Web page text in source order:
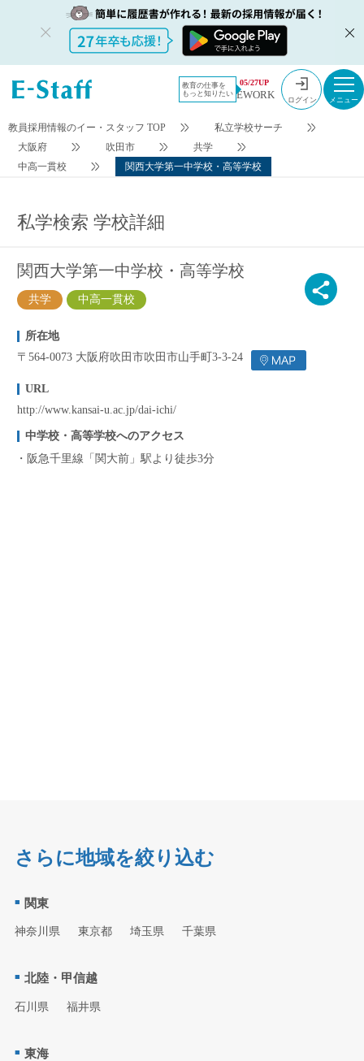
教育の仕事を
もっと知りたい
05/27UP
EWORK ログイン
今すぐ登録 検索条件変更
教員採用情報のイー・スタッフ TOP
私立学校サーチ
大阪府
吹田市
共学
中高一貫校
関西大学第一中学校・高等学校
私学検索 学校詳細
関西大学第一中学校・高等学校
共学 中高一貫校
所在地
〒564-0073 大阪府吹田市吹田市山手町3-3-24
URL
http://www.kansai-u.ac.jp/dai-ichi/
中学校・高等学校へのアクセス
阪急千里線「関大前」駅より徒歩3分
さらに地域を絞り込む
関東
神奈川県 東京都 埼玉県 千葉県
北陸・甲信越
石川県 福井県
東海